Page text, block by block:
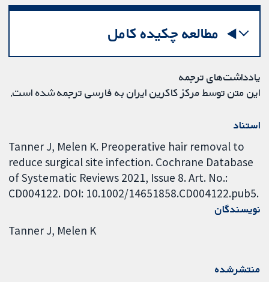
مطالعه چکیده کامل
یادداشت‌های ترجمه
این متن توسط مرکز کاکرین ایران به فارسی ترجمه شده است.
استناد
Tanner J, Melen K. Preoperative hair removal to
reduce surgical site infection. Cochrane Database
of Systematic Reviews 2021, Issue 8. Art. No.:
CD004122. DOI: 10.1002/14651858.CD004122.pub5.
نویسندگان
Tanner J Melen K
منتشرشده